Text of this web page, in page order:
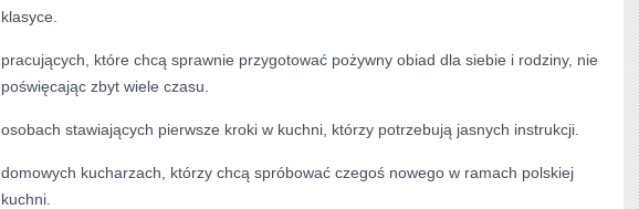
klasyce.
pracujących, które chcą sprawnie przygotować pożywny obiad dla siebie i rodziny, nie
poświęcając zbyt wiele czasu.
osobach stawiających pierwsze kroki w kuchni, którzy potrzebują jasnych instrukcji.
domowych kucharzach, którzy chcą spróbować czegoś nowego w ramach polskiej
kuchni.